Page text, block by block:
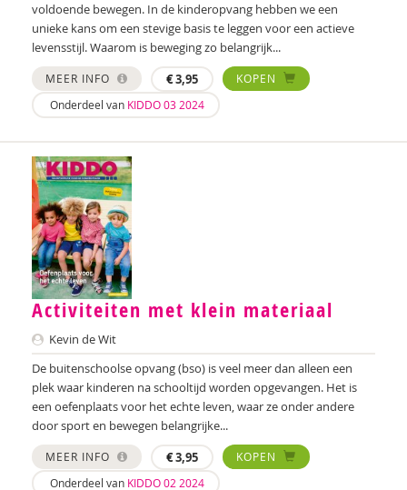
Creative Learning and Play
Iris Andriessen
Nilay Ardjosemito
Siela Ardjosemito-Jethoe
René Arends
Chantal Ariens
Silke van Arum
Nicole van Asten
Diverse auteurs
Roli Ayutsede
Rosalie Baan
Ben Baarda
voldoende bewegen. In de kinderopvang hebben we een
unieke kans om een stevige basis te leggen voor een actieve
levensstijl. Waarom is beweging zo belangrijk...
MEER INFO €3,95
KOPEN
Onderdeel van KIDDO 03 2024
Activiteiten met klein materiaal
Kevin de Wit
De buitenschoolse opvang (bso) is veel meer dan alleen een
plek waar kinderen na schooltijd worden opgevangen. Het is
een oefenplaats voor het echte leven, waar ze onder andere
door sport en bewegen belangrijke...
MEER INFO €3,95
KOPEN
Onderdeel van KIDDO 02 2024